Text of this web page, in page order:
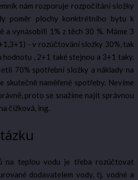
nám rozporuje rozpočítání složky
poměr plochy konktrétního bytu k
a vynásobili 1% z těch 30 %. Máme 3
- v rozúčtování složky 30%, tak
, 2+1 také stejnou a 3+1 taky.
70% spotřební složky a náklady na
naměřené spotřeby. Nevíme
proto se snažíme najít správnou
čížková, ing.
na teplou vodu je třeba rozúčtovat
dodavatelem vody, tj. vodné a